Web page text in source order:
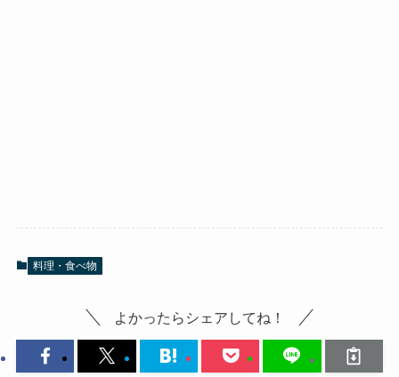
料理・食べ物
よかったらシェアしてね！